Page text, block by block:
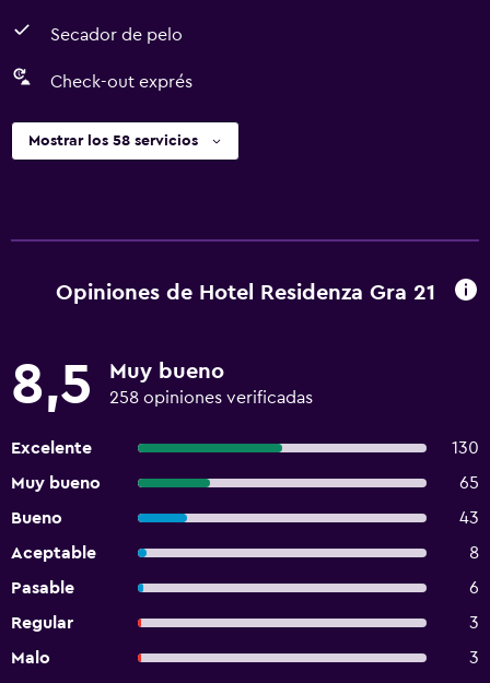
Secador de pelo
Check-out exprés
Mostrar los 58 servicios
Opiniones de Hotel Residenza Gra 21
8,5 Muy bueno
258 opiniones verificadas
Excelente
130
Muy bueno
65
Bueno
43
Aceptable
8
Pasable
6
Regular
3
Malo
3